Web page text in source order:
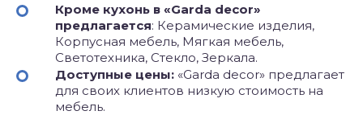
Кроме кухонь в «Garda decor»
предлагается: Керамические изделия,
Корпусная мебель, Мягкая мебель,
Светотехника, Стекло, Зеркала.
Доступные цены: «Garda decor» предлагает
для своих клиентов низкую стоимость на
мебель.